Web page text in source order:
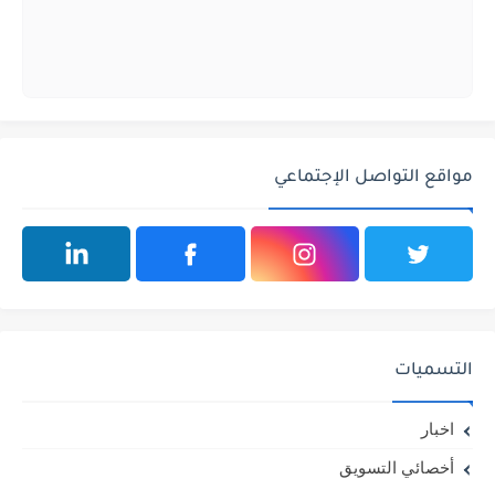
مواقع التواصل الإجتماعي
التسميات
اخبار
أخصائي التسويق